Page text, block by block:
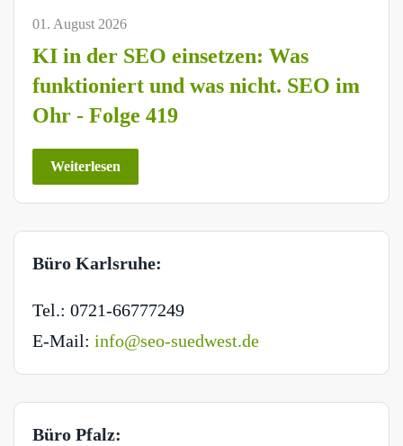
01. August 2026
KI in der SEO einsetzen: Was
funktioniert und was nicht. SEO im
Ohr - Folge 419
Weiterlesen
Büro Karlsruhe:
Tel.: 0721-66777249
E-Mail: info@seo-suedwest.de
Büro Pfalz: